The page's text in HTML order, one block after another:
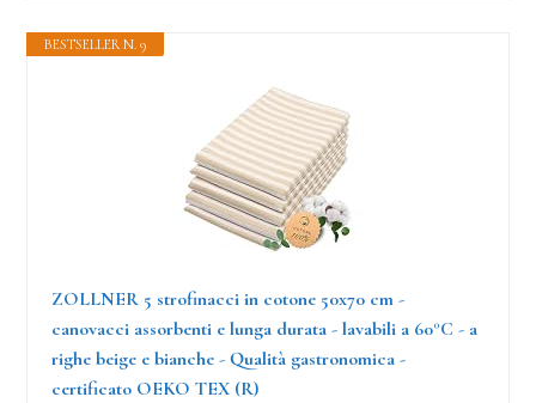
BESTSELLER N. 9
ZOLLNER 5 strofinacci in cotone 50x70 cm -
canovacci assorbenti e lunga durata - lavabili a 60°C - a
righe beige e bianche - Qualità gastronomica -
certificato OEKO TEX (R)